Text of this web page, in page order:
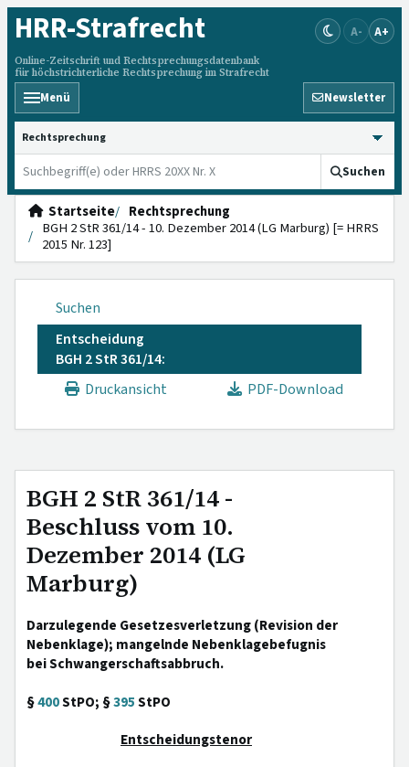
HRR-Strafrecht
Online-Zeitschrift und Rechtsprechungsdatenbank
für höchstrichterliche Rechtsprechung im Strafrecht
A- A+
Menü Newsletter
HRRS durchsuchen
Suchen
Startseite
Rechtsprechung
BGH 2 StR 361/14 - 10. Dezember 2014 (LG Marburg) [= HRRS
2015 Nr. 123]
Suchen
Entscheidung
BGH 2 StR 361/14:
Druckansicht
PDF-Download
BGH 2 StR 361/14 -
Beschluss vom 10.
Dezember 2014 (LG
Marburg)
Darzulegende Gesetzesverletzung (Revision der
Nebenklage); mangelnde Nebenklagebefugnis
bei Schwangerschaftsabbruch.
§400StPO; §395StPO
Entscheidungstenor